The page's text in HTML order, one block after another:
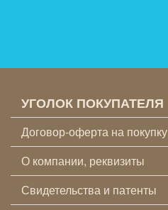
УГОЛОК ПОКУПАТЕЛЯ
Договор-оферта на покупку
О компании, реквизиты
Свидетельства и патенты